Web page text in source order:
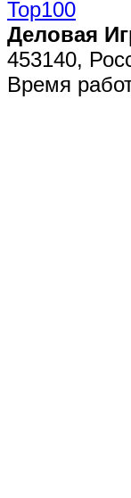
Деловая
453140,
Время